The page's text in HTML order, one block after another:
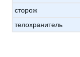
сторож
телохранитель